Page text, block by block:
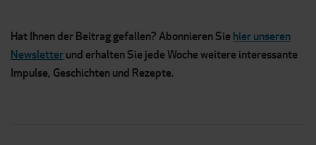
Hat Ihnen der Beitrag gefallen? Abonnieren Siehier unseren
Newsletterund erhalten Sie jede Woche weitere interessante
Impulse, Geschichten und Rezepte.